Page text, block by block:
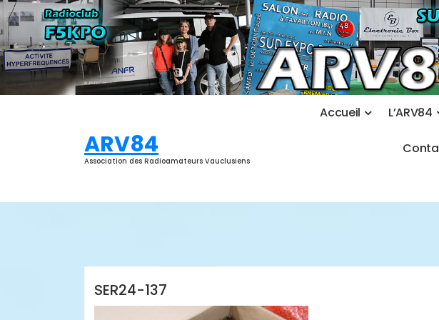
Aller
au
contenu
ARV84
Association des Radioamateurs Vauclusiens
Accueil L’ARV84
Conta
SER24-137